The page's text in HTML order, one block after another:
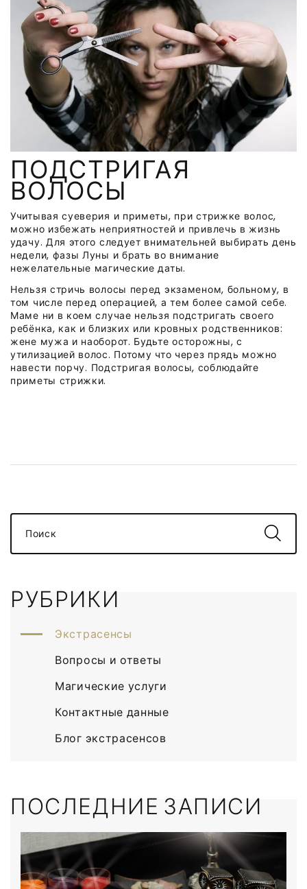
ПОДСТРИГАЯ
ВОЛОСЫ
Учитывая суеверия и приметы, при стрижке волос,
можно избежать неприятностей и привлечь в жизнь
удачу. Для этого следует внимательней выбирать день
недели, фазы Луны и брать во внимание
нежелательные магические даты.
Нельзя стричь волосы перед экзаменом, больному, в
том числе перед операцией, а тем более самой себе.
Маме ни в коем случае нельзя подстригать своего
ребёнка, как и близких или кровных родственников:
жене мужа и наоборот. Будьте осторожны, с
утилизацией волос. Потому что через прядь можно
навести порчу. Подстригая волосы, соблюдайте
приметы стрижки.
Поиск
РУБРИКИ
Экстрасенсы
Вопросы и ответы
Магические услуги
Контактные данные
Блог экстрасенсов
ПОСЛЕДНИЕ ЗАПИСИ